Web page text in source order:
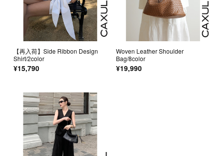
【再入荷】Side Ribbon Design
Shirt/2color
¥15,790
Woven Leather Shoulder
Bag/8color
¥19,990